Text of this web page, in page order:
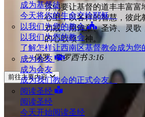
成为基督徒
今天将你的生命交给耶稣。
以我们为您的教会
以我们为您的教会
了解怎样让西南区基督教会成为您
成为会友
成为会友
成为我们教会的正式会友。
阅读圣经
阅读圣经
今天开始阅读圣经
你们要让基督的道丰丰富富
心里，以各样的智慧，彼此
劝戒，用诗章、圣诗、灵歌
的心歌颂 神。
— 保罗, 歌罗西书 3:16
前往主要内容